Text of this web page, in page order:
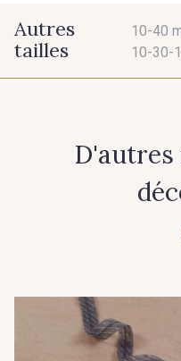
Autres
tailles
10-40
10-30-
D'autres